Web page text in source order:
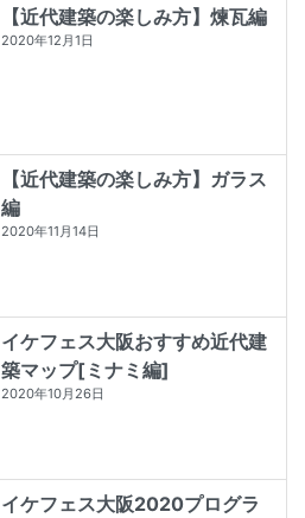
【近代建築の楽しみ方】煉瓦編
2020年12月1日
【近代建築の楽しみ方】ガラス
編
2020年11月14日
イケフェス大阪おすすめ近代建
築マップ[ミナミ編]
2020年10月26日
イケフェス大阪2020プログラ